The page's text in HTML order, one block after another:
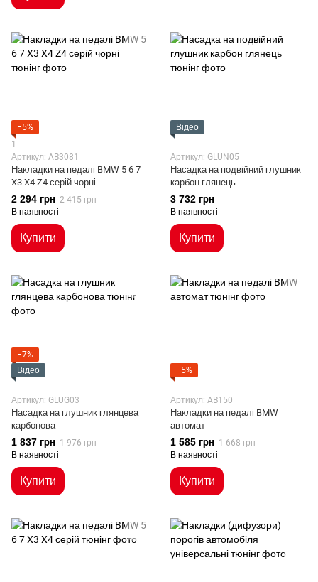
−5%
1
Артикул: AB3081
Накладки на педалі BMW 5 6 7
X3 X4 Z4 серій чорні
2 294 грн 2 415 грн
В наявності
Купити
Відео
Артикул: GLUN05
Насадка на подвійний глушник
карбон глянець
3 732 грн
В наявності
Купити
−7%
Відео
Артикул: GLUG03
Насадка на глушник глянцева
карбонова
1 837 грн 1 976 грн
В наявності
Купити
−5%
Артикул: AB150
Накладки на педалі BMW
автомат
1 585 грн 1 668 грн
В наявності
Купити